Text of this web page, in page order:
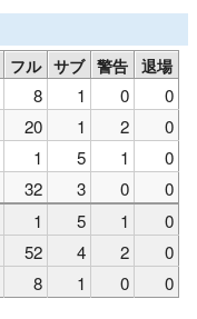
フル サブ 警告 退場
8 1 0
0
20 1 2
0
1 5 1
0
32 3 0
0
1 5 1
0
52 4 2
0
8 1 0 0